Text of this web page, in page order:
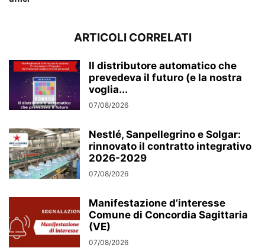
ARTICOLI CORRELATI
Il distributore automatico che
prevedeva il futuro (e la nostra
voglia...
07/08/2026
Nestlé, Sanpellegrino e Solgar:
rinnovato il contratto integrativo
2026-2029
07/08/2026
Manifestazione d’interesse
Comune di Concordia Sagittaria
(VE)
07/08/2026